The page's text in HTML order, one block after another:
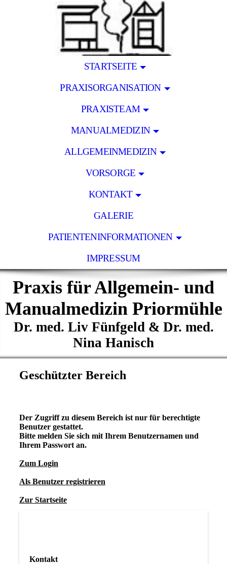
STARTSEITE
PRAXISORGANISATION
PRAXISTEAM
MANUALMEDIZIN
ALLGEMEINMEDIZIN
VORSORGE
KONTAKT
GALERIE
PATIENTENINFORMATIONEN
IMPRESSUM
Praxis für Allgemein- und
Manualmedizin Priormühle
Dr. med. Liv Fünfgeld & Dr. med.
Nina Hanisch
Geschützter Bereich
Der Zugriff zu diesem Bereich ist nur für berechtigte
Benutzer gestattet.
Bitte melden Sie sich mit Ihrem Benutzernamen und
Ihrem Passwort an.
Zum Login
Als Benutzer registrieren
Zur Startseite
Kontakt